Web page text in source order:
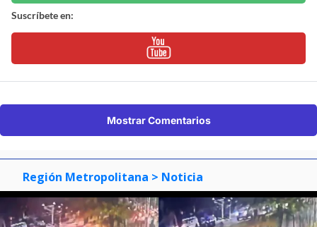
Suscríbete en:
Mostrar Comentarios
Región Metropolitana > Noticia